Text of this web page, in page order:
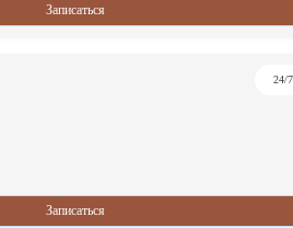
Записаться
24/7
Записаться